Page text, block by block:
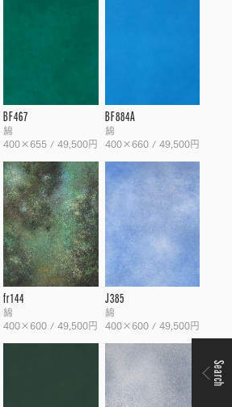
BF467
綿
400×655 / 49,500円
BF884A
綿
400×660 / 49,500円
fr144
綿
400×600 / 49,500円
J385
綿
400×600 / 49,500円
Search